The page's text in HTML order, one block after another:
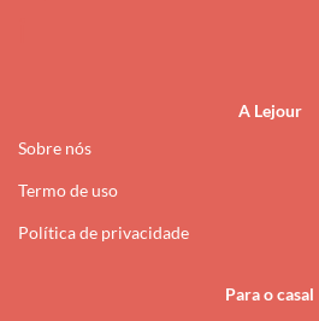
A Lejour
Sobre nós
Termo de uso
Política de privacidade
Para o casal